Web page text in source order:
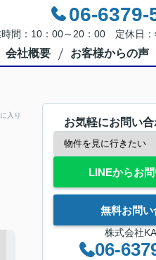
06-6379-
間：10：00～20：00 定休日：
会社概要 お客様からの声
入り
お気軽にお問い
LINEからお
無料お問い
株式会社
06-